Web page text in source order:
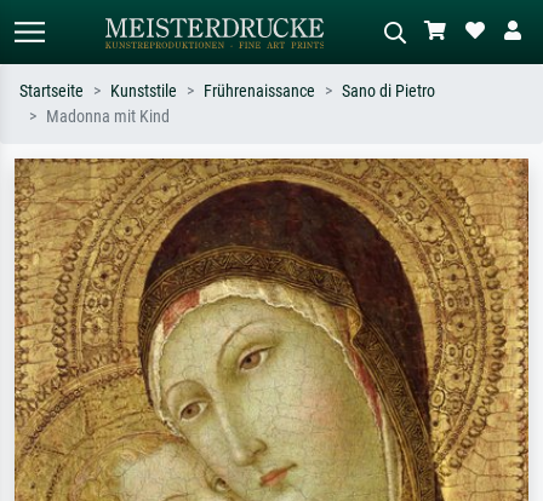
Suchen Sie nach Künstlern, Werktiteln
oder Stilen – z.B. Monet,
Sternennacht, Impressionismus, Welle
Hokusai, Akt.
Beschreiben Sie die Szene – z.B. Grüne
Wiese, Abstrakt mit viel Rot, Dunkles
Ölgemälde, Stehender Akt neben einem
Baum.
Startseite Kunststile Frührenaissance
Sano di Pietro
Madonna mit Kind